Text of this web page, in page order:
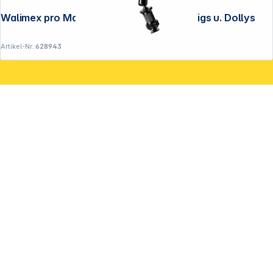
Walimex pro Magic Arm 28cm für DSLR Rigs u. Dollys
Artikel-Nr.:628943